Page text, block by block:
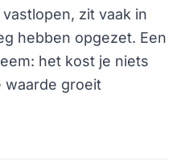
zit vaak in
hebben opgezet. Een
het kost je niets
waarde groeit